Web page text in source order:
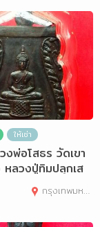
ให้เช่า
งพ่อโสธร วัดเขา
หลวงปู่ทิมปลุกเส
กรุงเทพมหานคร